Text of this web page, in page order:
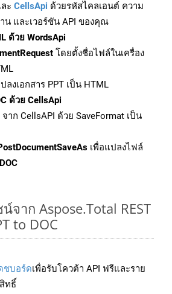
ะ CellsApi ด้วยรหัสไคลเอนต์ ความ
น และเวอร์ชัน API ของคุณ
ด้วย WordsApi
โดยตั้งชื่อไฟล์ในเครื่อง
ลงเอกสาร PPT เป็น HTML
ด้วย CellsApi
จาก CellsAPI ด้วย SaveFormat เป็น
เพื่อแปลงไฟล์
DOC
จาก Aspose.Total REST
to DOC
ชบอร์ดเพื่อรับโควต้า API ฟรีและราย
ทธิ์